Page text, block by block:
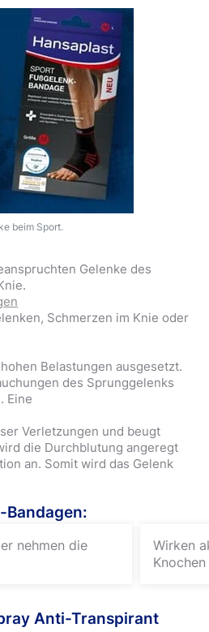
beim Sport.
Gelenke des
Schmerzen im Knie oder
Belastungen ausgesetzt.
des Sprunggelenks
Eine
Verletzungen und beugt
die Durchblutung angeregt
an. Somit wird das Gelenk
nehmen die
Wirken
Knochen
Anti-Transpirant